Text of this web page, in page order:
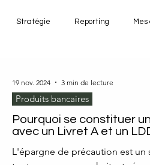
Stratégie Reporting Mes
Pourquoi se constituer
avec un Livret A et un
L'épargne de précaution est
Produits bancaires
19 nov. 2024 3 min de lecture